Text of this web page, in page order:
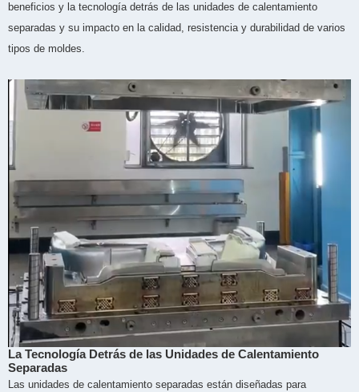
beneficios y la tecnología detrás de las unidades de calentamiento
separadas y su impacto en la calidad, resistencia y durabilidad de varios
tipos de moldes.
La Tecnología Detrás de las Unidades de Calentamiento
Separadas
Las unidades de calentamiento separadas están diseñadas para